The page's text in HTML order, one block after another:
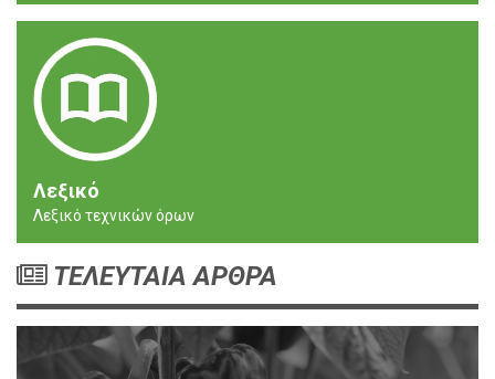
Λεξικό
Λεξικό τεχνικών όρων
ΤΕΛΕΥΤΑΙΑ ΑΡΘΡΑ